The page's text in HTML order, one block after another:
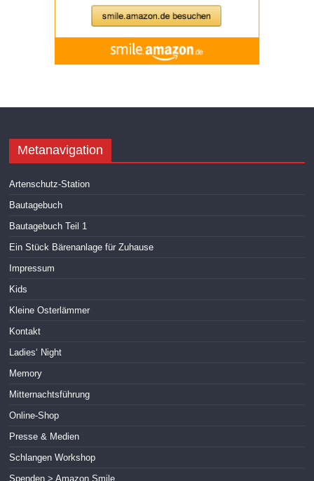
Metanavigation
Artenschutz-Station
Bautagebuch
Bautagebuch Teil 1
Ein Stück Bärenanlage für Zuhause
Impressum
Kids
Kleine Osterlämmer
Kontakt
Ladies‘ Night
Memory
Mitternachtsführung
Online-Shop
Presse & Medien
Schlangen Workshop
Spenden > Amazon Smile